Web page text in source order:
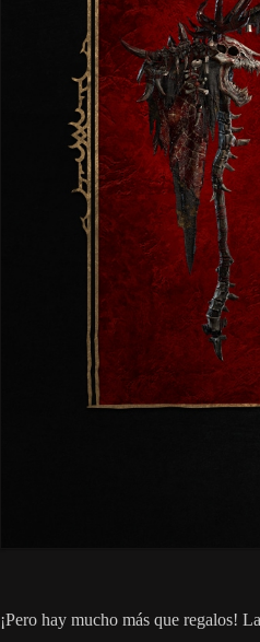
¡Pero hay mucho más que regalos!